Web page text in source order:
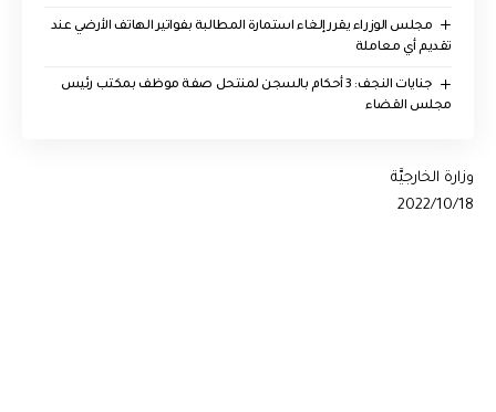
مجلس الوزراء يقرر إلغاء استمارة المطالبة بفواتير الهاتف الأرضي عند
تقديم أي معاملة
جنايات النجف: 3 أحكام بالسجن لمنتحل صفة موظف بمكتب رئيس
مجلس القضاء
وزارة الخارجيَّة
2022/10/18